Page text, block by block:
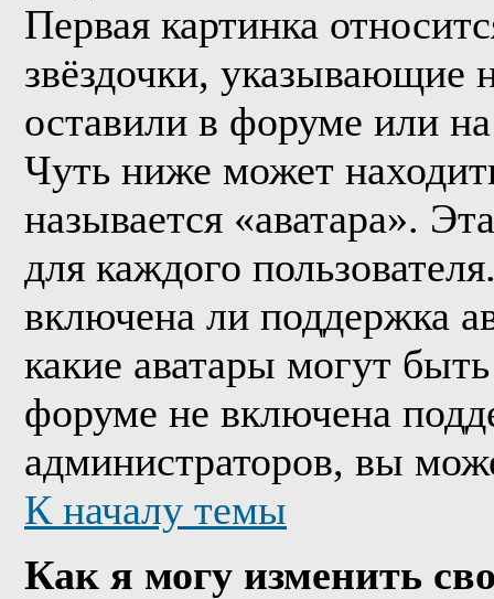
Первая картинка
звёздочки, указывающие
оставили в форуме или
Чуть ниже может
называется «аватара».
для каждого
включена ли поддержка
какие аватары могут
форуме не включена
администраторов, вы
К началу темы
Как я могу изменить